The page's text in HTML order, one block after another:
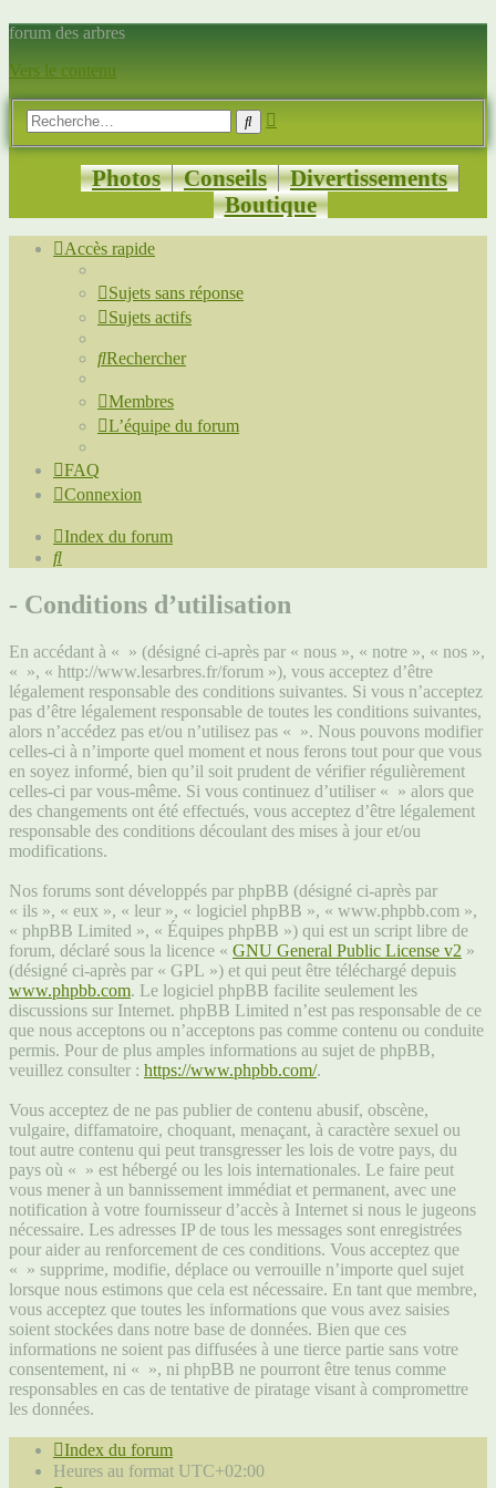
forum des arbres
Vers le contenu
Rechercher
Photos Conseils
Divertissements
Boutique
Accès rapide
Sujets sans réponse
Sujets actifs
Rechercher
Membres
L’équipe du forum
FAQ
Connexion
Index du forum
Rechercher
- Conditions d’utilisation
En accédant à « » (désigné ci-après par « nous », « notre », « nos »,
« », « http://www.lesarbres.fr/forum »), vous acceptez d’être
légalement responsable des conditions suivantes. Si vous n’acceptez
pas d’être légalement responsable de toutes les conditions suivantes,
alors n’accédez pas et/ou n’utilisez pas « ». Nous pouvons modifier
celles-ci à n’importe quel moment et nous ferons tout pour que vous
en soyez informé, bien qu’il soit prudent de vérifier régulièrement
celles-ci par vous-même. Si vous continuez d’utiliser « » alors que
des changements ont été effectués, vous acceptez d’être légalement
responsable des conditions découlant des mises à jour et/ou
modifications.
Nos forums sont développés par phpBB (désigné ci-après par
« ils », « eux », « leur », « logiciel phpBB », « www.phpbb.com »,
« phpBB Limited », « Équipes phpBB ») qui est un script libre de
forum, déclaré sous la licence « GNU General Public License v2 »
(désigné ci-après par « GPL ») et qui peut être téléchargé depuis
www.phpbb.com. Le logiciel phpBB facilite seulement les
discussions sur Internet. phpBB Limited n’est pas responsable de ce
que nous acceptons ou n’acceptons pas comme contenu ou conduite
permis. Pour de plus amples informations au sujet de phpBB,
veuillez consulter : https://www.phpbb.com/.
Vous acceptez de ne pas publier de contenu abusif, obscène,
vulgaire, diffamatoire, choquant, menaçant, à caractère sexuel ou
tout autre contenu qui peut transgresser les lois de votre pays, du
pays où « » est hébergé ou les lois internationales. Le faire peut
vous mener à un bannissement immédiat et permanent, avec une
notification à votre fournisseur d’accès à Internet si nous le jugeons
nécessaire. Les adresses IP de tous les messages sont enregistrées
pour aider au renforcement de ces conditions. Vous acceptez que
« » supprime, modifie, déplace ou verrouille n’importe quel sujet
lorsque nous estimons que cela est nécessaire. En tant que membre,
vous acceptez que toutes les informations que vous avez saisies
soient stockées dans notre base de données. Bien que ces
informations ne soient pas diffusées à une tierce partie sans votre
consentement, ni « », ni phpBB ne pourront être tenus comme
responsables en cas de tentative de piratage visant à compromettre
les données.
Index du forum
Heures au format UTC+02:00